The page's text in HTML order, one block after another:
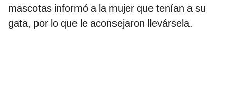
mascotas informó a la mujer que tenían a su
gata, por lo que le aconsejaron llevársela.